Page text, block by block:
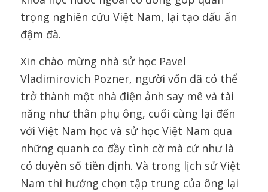
trọng nghiên cứu Việt Nam, lại tạo dấu ấn
đậm đà.
Xin chào mừng nhà sử học Pavel
Vladimirovich Pozner, người vốn đã có thể
trở thành một nhà điện ảnh say mê và tài
năng như thân phụ ông, cuối cùng lại đến
với Việt Nam học và sử học Việt Nam qua
những quanh co đầy tình cờ mà cứ như là
có duyên số tiền định. Và trong lịch sử Việt
Nam thì hướng chọn tập trung của ông lại